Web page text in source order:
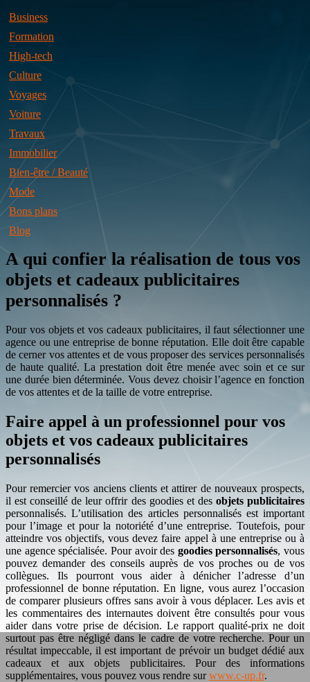
Business
Formation
High-tech
Culture
Voyages
Voiture
Travaux
Immobilier
Bien-être / Beauté
Mode
Bons plans
Blog
A qui confier la réalisation de tous vos
objets et cadeaux publicitaires
personnalisés ?
Pour vos objets et vos cadeaux publicitaires, il faut sélectionner une
agence ou une entreprise de bonne réputation. Elle doit être capable
de cerner vos attentes et de vous proposer des services personnalisés
de haute qualité. La prestation doit être menée avec soin et ce sur
une durée bien déterminée. Vous devez choisir l’agence en fonction
de vos attentes et de la taille de votre entreprise.
Faire appel à un professionnel pour vos
objets et vos cadeaux publicitaires
personnalisés
Pour remercier vos anciens clients et attirer de nouveaux prospects,
il est conseillé de leur offrir des goodies et des objets publicitaires
personnalisés. L’utilisation des articles personnalisés est important
pour l’image et pour la notoriété d’une entreprise. Toutefois, pour
atteindre vos objectifs, vous devez faire appel à une entreprise ou à
une agence spécialisée. Pour avoir des goodies personnalisés, vous
pouvez demander des conseils auprès de vos proches ou de vos
collègues. Ils pourront vous aider à dénicher l’adresse d’un
professionnel de bonne réputation. En ligne, vous aurez l’occasion
de comparer plusieurs offres sans avoir à vous déplacer. Les avis et
les commentaires des internautes doivent être consultés pour vous
aider dans votre prise de décision. Le rapport qualité-prix ne doit
surtout pas être négligé dans le cadre de votre recherche. Pour un
résultat impeccable, il est important de prévoir un budget dédié aux
cadeaux et aux objets publicitaires. Pour des informations
supplémentaires, vous pouvez vous rendre surwww.c-up.fr.